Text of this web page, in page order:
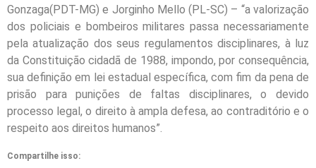
Gonzaga(PDT-MG) e Jorginho Mello (PL-SC) – “a valorização
dos policiais e bombeiros militares passa necessariamente
pela atualização dos seus regulamentos disciplinares, à luz
da Constituição cidadã de 1988, impondo, por consequência,
sua definição em lei estadual específica, com fim da pena de
prisão para punições de faltas disciplinares, o devido
processo legal, o direito à ampla defesa, ao contraditório e o
respeito aos direitos humanos”.
Compartilhe isso: